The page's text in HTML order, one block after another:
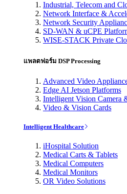
Industrial, Telecom and
Network Interface &
Network Security
SD-WAN & uCPE
WISE-STACK Private
แพลตฟอร์ม DSP Processing
Advanced Video
Edge AI Jetson Platforms
Intelligent Vision Camera
Video & Vision Cards
Intelligent Healthcare
iHospital Solution
Medical Carts & Tablets
Medical Computers
Medical Monitors
OR Video Solutions